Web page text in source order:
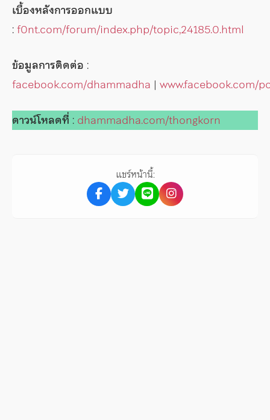
เบื้องหลังการออกแบบ
:f0nt.com/forum/index.php/topic,24185.0.html
ข้อมูลการติดต่อ :
facebook.com/dhammadha | www.facebook.com/
ดาวน์โหลดที่ : dhammadha.com/thongkorn
แชร์หน้านี้: